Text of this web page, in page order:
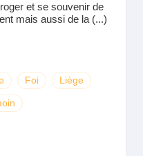
et se souvenir de
mais aussi de la (...)
Foi Liège